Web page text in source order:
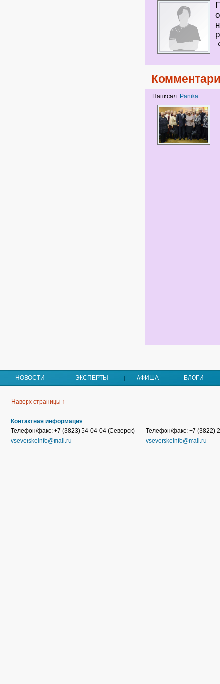
Написал: Panika
НОВОСТИ ЭКСПЕРТЫ АФИША БЛОГИ
Наверх страницы ↑
Контактная информация
Телефон/факс: +7 (3823) 54-04-04 (Северск)
vseverskeinfo@mail.ru
Телефон/факс: +7 (3822)
vseverskeinfo@mail.ru